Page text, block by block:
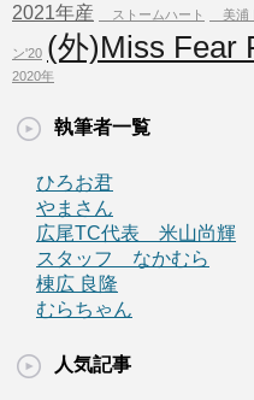
2021年産 ストームハート 美浦
ン'20 (外)Miss Fear
2020年
執筆者一覧
ひろお君
やまさん
広尾TC代表 米山尚輝
スタッフ なかむら
棟広 良隆
むらちゃん
人気記事